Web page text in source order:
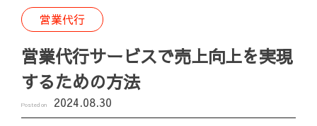
営業代行
営業代行サービスで売上向上を実現
するための方法
Posted on 2024.08.30